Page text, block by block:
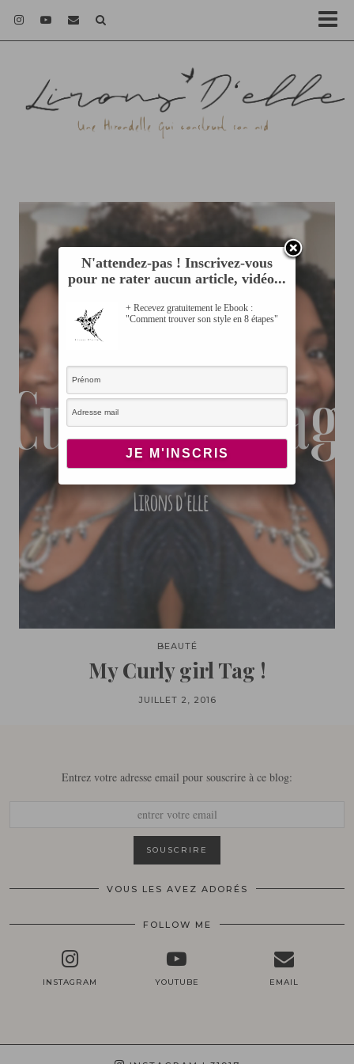
BEAUTÉ
My Curly girl Tag !
JUILLET 2, 2016
Entrez votre adresse email pour souscrire à ce blog:
VOUS LES AVEZ ADORÉS
FOLLOW ME
INSTAGRAM YOUTUBE EMAIL
N'attendez-pas ! Inscrivez-vous
pour ne rater aucun article, vidéo...
+ Recevez gratuitement le Ebook :
"Comment trouver son style en 8 étapes"